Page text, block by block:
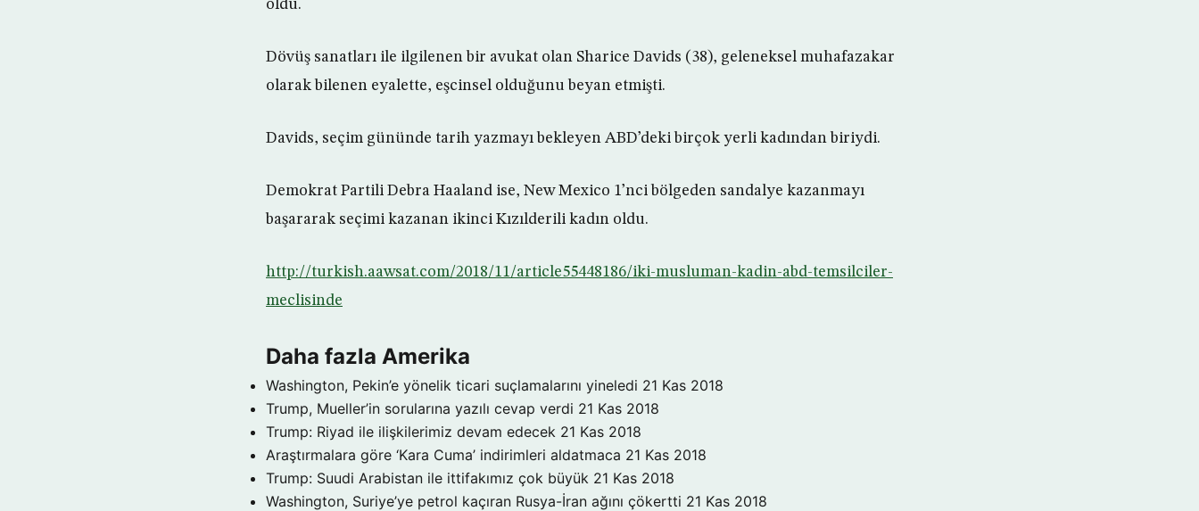
oldu.
Dövüş sanatları ile ilgilenen bir avukat olan Sharice Davids (38), geleneksel muhafazakar
olarak bilenen eyalette, eşcinsel olduğunu beyan etmişti.
Davids, seçim gününde tarih yazmayı bekleyen ABD’deki birçok yerli kadından biriydi.
Demokrat Partili Debra Haaland ise, New Mexico 1’nci bölgeden sandalye kazanmayı
başararak seçimi kazanan ikinci Kızılderili kadın oldu.
http://turkish.aawsat.com/2018/11/article55448186/iki-musluman-kadin-abd-temsilciler-
meclisinde
Daha fazla Amerika
Washington, Pekin’e yönelik ticari suçlamalarını yineledi 21 Kas 2018
Trump, Mueller’in sorularına yazılı cevap verdi 21 Kas 2018
Trump: Riyad ile ilişkilerimiz devam edecek 21 Kas 2018
Araştırmalara göre ‘Kara Cuma’ indirimleri aldatmaca 21 Kas 2018
Trump: Suudi Arabistan ile ittifakımız çok büyük 21 Kas 2018
Washington, Suriye’ye petrol kaçıran Rusya-İran ağını çökertti 21 Kas 2018